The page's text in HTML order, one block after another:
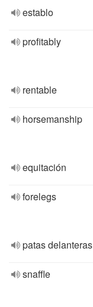
establo
profitably
rentable
horsemanship
equitación
forelegs
patas delanteras
snaffle